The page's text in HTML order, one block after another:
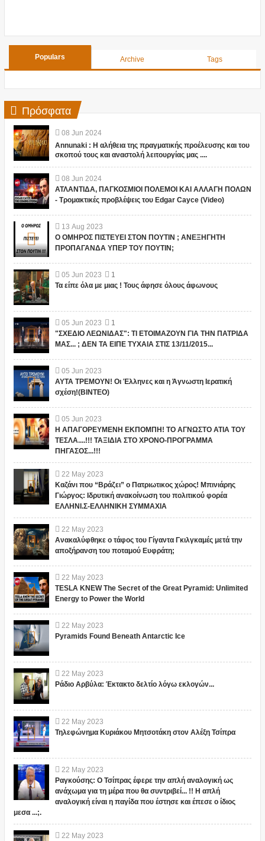
Populars Archive Tags
Πρόσφατα
08 Jun 2024
Annunaki : Η αλήθεια της πραγματικής προέλευσης και του
σκοπού τους και αναστολή λειτουργίας μας ....
08 Jun 2024
ΑΤΛΑΝΤΙΔΑ, ΠΑΓΚΟΣΜΙΟΙ ΠΟΛΕΜΟΙ ΚΑΙ ΑΛΛΑΓΗ ΠΟΛΩΝ
- Τρομακτικές προβλέψεις του Edgar Cayce (Video)
13 Aug 2023
Ο ΟΜΗΡΟΣ ΠΙΣΤΕΥΕΙ ΣΤΟΝ ΠΟΥΤΙΝ ; ΑΝΕΞΗΓΗΤΗ
ΠΡΟΠΑΓΑΝΔΑ ΥΠΕΡ ΤΟΥ ΠΟΥΤΙΝ;
05 Jun 2023
1
Τα είπε όλα με μιας ! Τους άφησε όλους άφωνους
05 Jun 2023
1
"ΣΧΕΔΙΟ ΛΕΩΝΙΔΑΣ": ΤΙ ΕΤΟΙΜΑΖΟΥΝ ΓΙΑ ΤΗΝ ΠΑΤΡΙΔΑ
ΜΑΣ... ; ΔΕΝ ΤΑ ΕΙΠΕ ΤΥΧΑΙΑ ΣΤΙΣ 13/11/2015...
05 Jun 2023
ΑΥΤΑ ΤΡΕΜΟΥΝ! Οι Έλληνες και η Άγνωστη Ιερατική
σχέση!(ΒΙΝΤΕΟ)
05 Jun 2023
Η ΑΠΑΓΟΡΕΥΜΕΝΗ ΕΚΠΟΜΠΗ! ΤΟ ΑΓΝΩΣΤΟ ΑΤΙΑ ΤΟΥ
ΤΕΣΛΑ....!!! ΤΑΞΙΔΙΑ ΣΤΟ ΧΡΟΝΟ-ΠΡΟΓΡΑΜΜΑ
ΠΗΓΑΣΟΣ...!!!
22 May 2023
Καζάνι που “Βράζει” ο Πατριωτικος χώρος! Μπινιάρης
Γιώργος: Ιδρυτική ανακοίνωση του πολιτικού φορέα
ΕΛΛΗΝΙ.Σ-ΕΛΛΗΝΙΚΗ ΣΥΜΜΑΧΙΑ
22 May 2023
Ανακαλύφθηκε ο τάφος του Γίγαντα Γκιλγκαμές μετά την
αποξήρανση του ποταμού Ευφράτη;
22 May 2023
TESLA KNEW The Secret of the Great Pyramid: Unlimited
Energy to Power the World
22 May 2023
Pyramids Found Beneath Antarctic Ice
22 May 2023
Ράδιο Αρβύλα: Έκτακτο δελτίο λόγω εκλογών...
22 May 2023
Τηλεφώνημα Κυριάκου Μητσοτάκη στον Αλέξη Τσίπρα
22 May 2023
Ραγκούσης: Ο Τσίπρας έφερε την απλή αναλογική ως
ανάχωμα για τη μέρα που θα συντριβεί... !! Η απλή
αναλογική είναι η παγίδα που έστησε και έπεσε ο ίδιος
μεσα ...;.
22 May 2023